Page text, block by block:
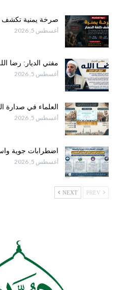
صرخة يمنية تكشف
أغسطس 5, 2026
مفتي الديار: رضا
أغسطس 5, 2026
العلماء في صدارة
أغسطس 5, 2026
اضطرابات جوية
أغسطس 5, 2026
NEXT